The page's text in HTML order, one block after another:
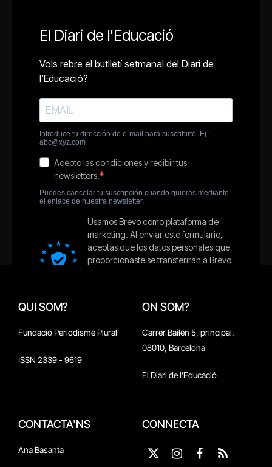
QUI SOM?
Fundació Periodisme Plural
ISSN 2339 - 9619
ON SOM?
Carrer Bailén 5, principal.
08010, Barcelona
El Diari de l'Educació
CONTACTA'NS
Ana Basanta
CONNECTA
X
Instagram
Facebook
RSS